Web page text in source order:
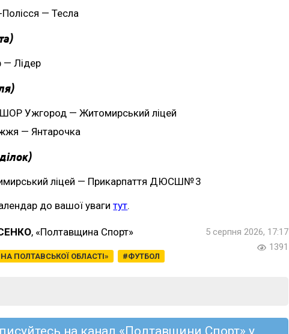
— Тесла
— Лідер
Ужгород — Житомирський ліцей
— Янтарочка
ліцей — Прикарпаття ДЮСШ№ 3
до вашої увагитут.
, «Полтавщина Спорт»
ПОЛТАВСЬКОЇ ОБЛАСТІ» ФУТБОЛ
5 серпня 2026, 17:17
1391
на канал «Полтавщини Спорт» у